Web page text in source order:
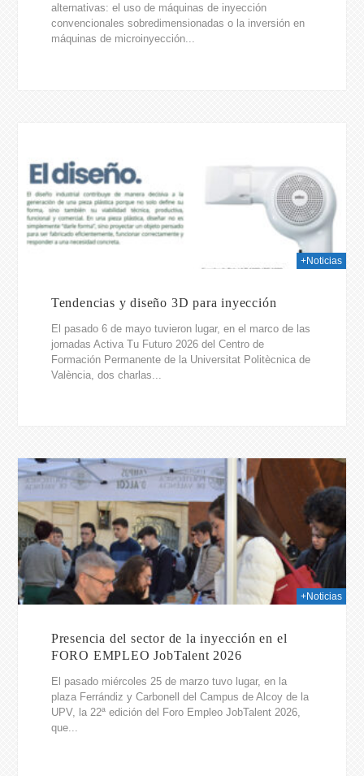
alternativas: el uso de máquinas de inyección
convencionales sobredimensionadas o la inversión en
máquinas de microinyección...
+Noticias
Tendencias y diseño 3D para inyección
El pasado 6 de mayo tuvieron lugar, en el marco de las
jornadas Activa Tu Futuro 2026 del Centro de
Formación Permanente de la Universitat Politècnica de
València, dos charlas...
+Noticias
Presencia del sector de la inyección en el
FORO EMPLEO JobTalent 2026
El pasado miércoles 25 de marzo tuvo lugar, en la
plaza Ferrándiz y Carbonell del Campus de Alcoy de la
UPV, la 22ª edición del Foro Empleo JobTalent 2026,
que...